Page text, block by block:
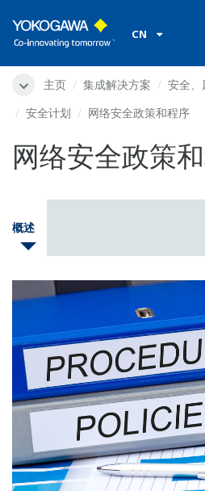
CN
主页 集成解决方案 安全、
安全计划
网络安全政策和程序
网络安全政策
概述